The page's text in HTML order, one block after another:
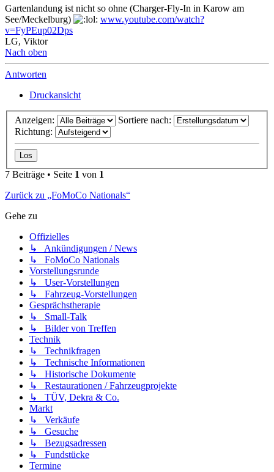
Gartenlandung ist nicht so ohne (Charger-Fly-In in Karow am
See/Meckelburg)
www.youtube.com/watch?
v=FyPEup02Dps
LG, Viktor
Nach oben
Antworten
Druckansicht
Anzeigen:
Sortiere nach:
Richtung:
7 Beiträge • Seite 1 von 1
Zurück zu „FoMoCo Nationals“
Gehe zu
Offizielles
↳ Ankündigungen / News
↳ FoMoCo Nationals
Vorstellungsrunde
↳ User-Vorstellungen
↳ Fahrzeug-Vorstellungen
Gesprächstherapie
↳ Small-Talk
↳ Bilder von Treffen
Technik
↳ Technikfragen
↳ Technische Informationen
↳ Historische Dokumente
↳ Restaurationen / Fahrzeugprojekte
↳ TÜV, Dekra & Co.
Markt
↳ Verkäufe
↳ Gesuche
↳ Bezugsadressen
↳ Fundstücke
Termine